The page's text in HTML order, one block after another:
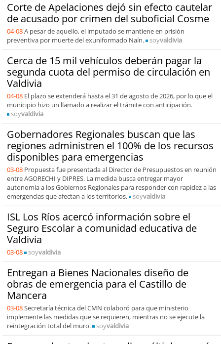
Corte de Apelaciones dejó sin efecto cautelar
de acusado por crimen del suboficial Cosme
04-08A pesar de aquello, el imputado se mantiene en prisión
preventiva por muerte del exuniformado Naín.
soyvaldivia
Cerca de 15 mil vehículos deberán pagar la
segunda cuota del permiso de circulación en
Valdivia
04-08 El plazo se extenderá hasta el 31 de agosto de 2026, por lo que el
municipio hizo un llamado a realizar el trámite con anticipación.
soyvaldivia
Gobernadores Regionales buscan que las
regiones administren el 100% de los recursos
disponibles para emergencias
03-08 Propuesta fue presentada al Director de Presupuestos en reunión
entre AGORECHI y DIPRES. La medida busca entregar mayor
autonomía a los Gobiernos Regionales para responder con rapidez a las
emergencias que afectan a los territorios.
soyvaldivia
ISL Los Ríos acercó información sobre el
Seguro Escolar a comunidad educativa de
Valdivia
03-08 soyvaldivia
Entregan a Bienes Nacionales diseño de
obras de emergencia para el Castillo de
Mancera
03-08Secretaría técnica del CMN colaboró para que ministerio
implemente las medidas que se requieren, mientras no se ejecute la
reintegración total del muro.
soyvaldivia